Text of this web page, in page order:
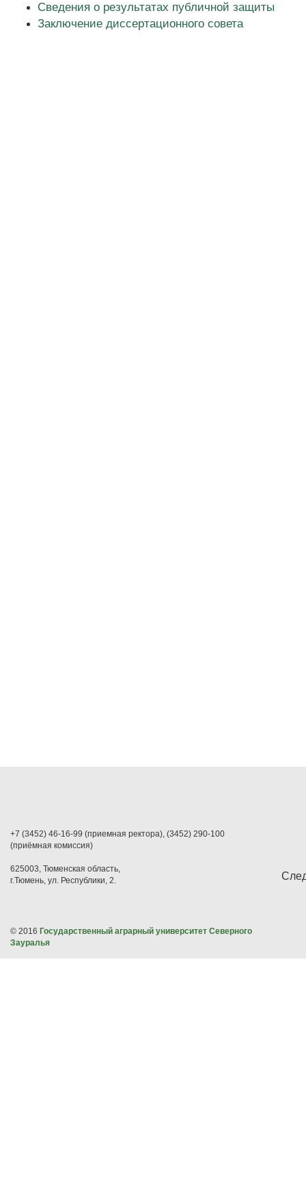
Сведения о результатах публичной защиты
Заключение диссертационного совета
+7 (3452) 46-16-99 (приемная ректора), (3452) 290-100
(приёмная комиссия)
625003, Тюменская область,
г.Тюмень, ул. Республики, 2.
© 2016 Государственный аграрный университет Северного
Зауралья